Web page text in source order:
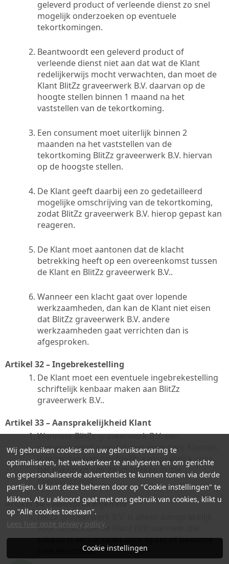
geleverd product of verleende dienst zo snel
mogelijk onderzoeken op eventuele
tekortkomingen.
Beantwoordt een geleverd product of
verleende dienst niet aan dat wat de Klant
redelijkerwijs mocht verwachten, dan moet de
Klant BlitZz graveerwerk B.V. daarvan op de
hoogte stellen binnen 1 maand na het
vaststellen van de tekortkoming.
Een consument moet uiterlijk binnen 2
maanden na het vaststellen van de
tekortkoming BlitZz graveerwerk B.V. hiervan
op de hoogste stellen.
De Klant geeft daarbij een zo gedetailleerd
mogelijke omschrijving van de tekortkoming,
zodat BlitZz graveerwerk B.V. hierop gepast kan
reageren.
De Klant moet aantonen dat de klacht
betrekking heeft op een overeenkomst tussen
de Klant en BlitZz graveerwerk B.V..
Wanneer een klacht gaat over lopende
werkzaamheden, dan kan de Klant niet eisen
dat BlitZz graveerwerk B.V. andere
werkzaamheden gaat verrichten dan is
afgesproken.
Artikel 32 – Ingebrekestelling
De Klant moet een eventuele ingebrekestelling
schriftelijk kenbaar maken aan BlitZz
graveerwerk B.V..
Artikel 33 – Aansprakelijkheid Klant
Wanneer BlitZz graveerwerk B.V. een
overeenkomst aangaat met meerdere Klanten,
is ieder van hen hoofdelijk aansprakelijk voor
het nakomen van de afspraken in die
overeenkomst.
Artikel 34 – Aansprakelijkheid
BlitZz graveerwerk B.V. is alleen aansprakelijk
voor schade die de Klant lijdt wanneer die
schade is veroorzaakt door opzet of bewuste
roekeloosheid.
Wij gebruiken cookies om uw gebruikservaring te
optimaliseren, het webverkeer te analyseren en om gerichte
en gepersonaliseerde advertenties te kunnen tonen via derde
partijen. U kunt deze beheren door op "Cookie instellingen" te
klikken. Als u akkoord gaat met ons gebruik van cookies, klikt u
op "Alle cookies toestaan".
Lees hier onze privacy policy.
Cookie instellingen